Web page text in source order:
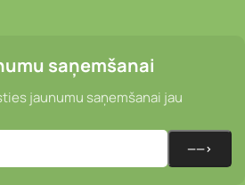
saņemšanai
jaunumu saņemšanai jau